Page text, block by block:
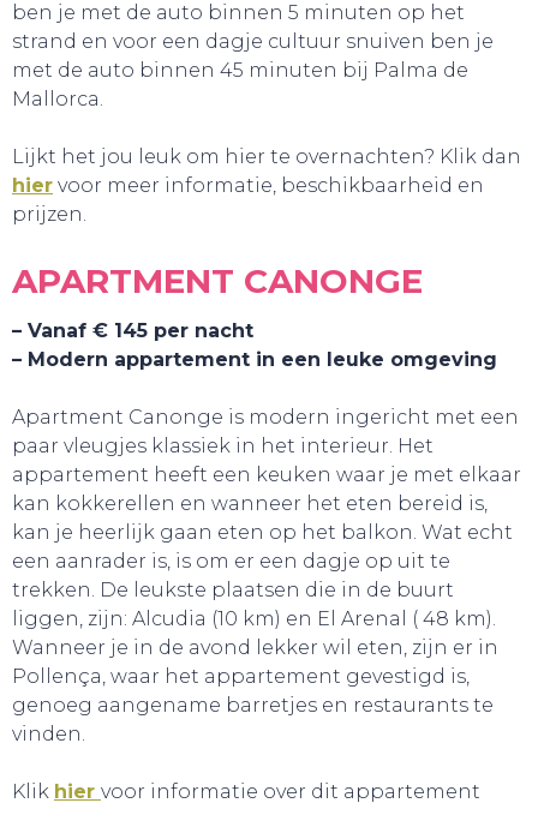
SNUIF CULTUUR!
GA UIT!
ben je met de auto binnen 5 minuten op het
strand en voor een dagje cultuur snuiven ben je
met de auto binnen 45 minuten bij Palma de
Mallorca.
Lijkt het jou leuk om hier te overnachten? Klik dan
hier voor meer informatie, beschikbaarheid en
prijzen.
APARTMENT CANONGE
– Vanaf € 145 per nacht
– Modern appartement in een leuke omgeving
Apartment Canonge is modern ingericht met een
paar vleugjes klassiek in het interieur. Het
appartement heeft een keuken waar je met elkaar
kan kokkerellen en wanneer het eten bereid is,
kan je heerlijk gaan eten op het balkon. Wat echt
een aanrader is, is om er een dagje op uit te
trekken. De leukste plaatsen die in de buurt
liggen, zijn: Alcudia (10 km) en El Arenal ( 48 km).
Wanneer je in de avond lekker wil eten, zijn er in
Pollença, waar het appartement gevestigd is,
genoeg aangename barretjes en restaurants te
vinden.
Klik hier voor informatie over dit appartement